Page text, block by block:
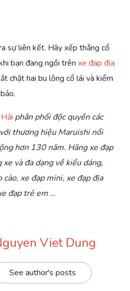
sự liên kết. Hãy xếp thẳng cổ
bạn đang ngồi trên xe đap địa
chặt hai bu lông cổ lái và kiểm
phân phối độc quyền các
thương hiệu Maruishi nổi
hơn 130 năm. Hãng xe đạp
và đa dạng về kiểu dáng,
cào, xe đạp mini, xe đạp địa
đạp trẻ em …
Viet Dung
See author's posts